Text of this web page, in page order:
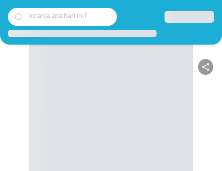
belanja apa hari ini?